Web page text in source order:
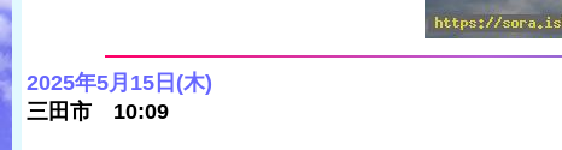
2025年5月15日(木)
三田市 10:09